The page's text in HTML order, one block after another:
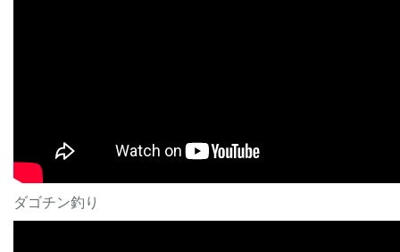
ダゴチン釣り